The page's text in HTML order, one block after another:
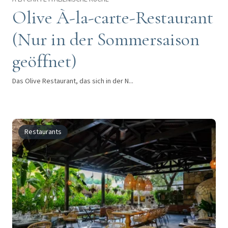
Olive À-la-carte-Restaurant
(Nur in der Sommersaison
geöffnet)
Das Olive Restaurant, das sich in der N...
Restaurants